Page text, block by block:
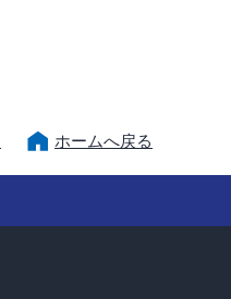
ホームへ戻る